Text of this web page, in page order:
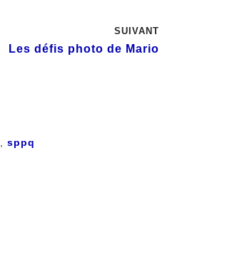
SUIVANT
Les défis photo de Mario
,sppq